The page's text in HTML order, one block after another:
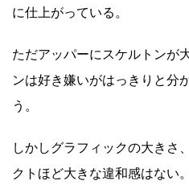
に仕上がっている。
ただアッパーにスケルトンが
ンは好き嫌いがはっきりと分
う。
しかしグラフィックの大きさ
クトほど大きな違和感はない